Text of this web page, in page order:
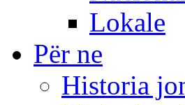
Lokale
Për ne
Historia